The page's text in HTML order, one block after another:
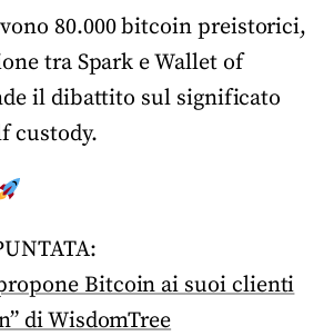
80.000 bitcoin preistorici,
tra Spark e Wallet of
il dibattito sul significato
custody.
Bitcoin ai suoi clienti
di WisdomTree